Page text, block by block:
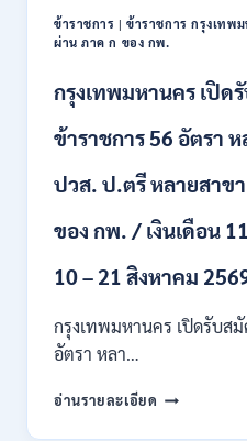
/
ป.ตรี
ส
+
ไป
เงิน
23,290
สมัคร
ONLINE
26
ข้าราชการ |ข้าราชการ กรุงเทพ
ผ่าน ภาค ก ของ กพ.
กรุงเทพมหานคร เปิด
ข้าราชการ 56 อัตรา
ปวส. ป.ตรี หลายสาข
ของ กพ. / เงินเดือน
10 – 21 สิงหาคม
กรุงเทพมหานคร เปิดรับส
อัตรา หลา…
อ่านรายละเอียด กรุงเทพมหานค